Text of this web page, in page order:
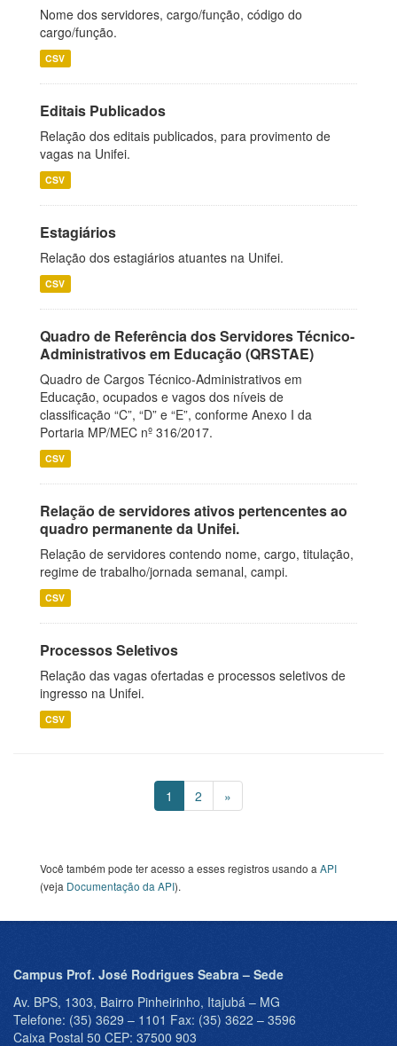
Nome dos servidores, cargo/função, código do
cargo/função.
CSV
Editais Publicados
Relação dos editais publicados, para provimento de
vagas na Unifei.
CSV
Estagiários
Relação dos estagiários atuantes na Unifei.
CSV
Quadro de Referência dos Servidores Técnico-
Administrativos em Educação (QRSTAE)
Quadro de Cargos Técnico-Administrativos em
Educação, ocupados e vagos dos níveis de
classificação “C”, “D” e “E”, conforme Anexo I da
Portaria MP/MEC nº 316/2017.
CSV
Relação de servidores ativos pertencentes ao
quadro permanente da Unifei.
Relação de servidores contendo nome, cargo, titulação,
regime de trabalho/jornada semanal, campi.
CSV
Processos Seletivos
Relação das vagas ofertadas e processos seletivos de
ingresso na Unifei.
CSV
1 2 »
Você também pode ter acesso a esses registros usando a API
(veja Documentação da API).
Campus Prof. José Rodrigues Seabra – Sede
Av. BPS, 1303, Bairro Pinheirinho, Itajubá – MG
Telefone: (35) 3629 – 1101 Fax: (35) 3622 – 3596
Caixa Postal 50 CEP: 37500 903